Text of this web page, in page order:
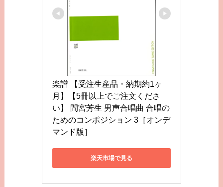
楽譜 【受注生産品・納期約1ヶ
月】【5冊以上でご注文くださ
い】 間宮芳生 男声合唱曲 合唱の
ためのコンポジション 3［オンデ
マンド版］
楽天市場で見る